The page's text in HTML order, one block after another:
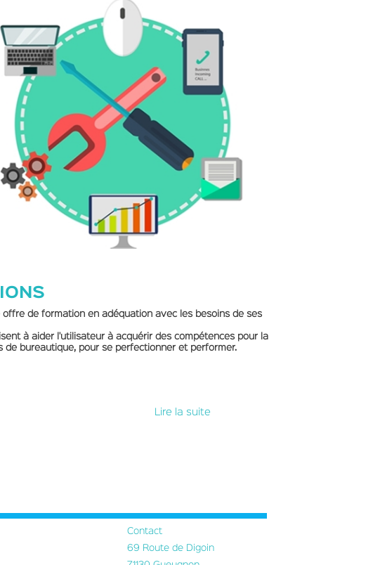
offre de formation en adéquation avec les besoins de ses
à aider l'utilisateur à acquérir des compétences pour la
de bureautique, pour se perfectionner et performer.
Lire la suite
Contact
69 Route de Digoin